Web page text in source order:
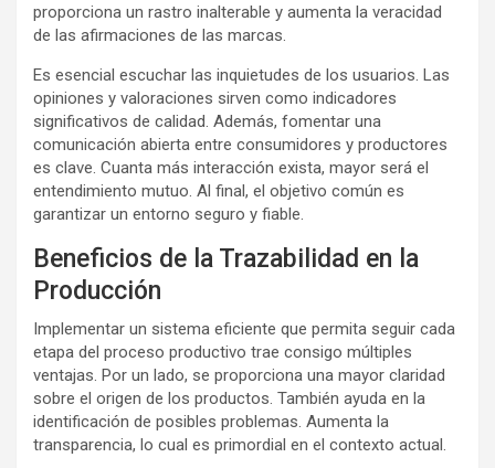
proporciona un rastro inalterable y aumenta la veracidad
de las afirmaciones de las marcas.
Es esencial escuchar las inquietudes de los usuarios. Las
opiniones y valoraciones sirven como indicadores
significativos de calidad. Además, fomentar una
comunicación abierta entre consumidores y productores
es clave. Cuanta más interacción exista, mayor será el
entendimiento mutuo. Al final, el objetivo común es
garantizar un entorno seguro y fiable.
Beneficios de la Trazabilidad en la
Producción
Implementar un sistema eficiente que permita seguir cada
etapa del proceso productivo trae consigo múltiples
ventajas. Por un lado, se proporciona una mayor claridad
sobre el origen de los productos. También ayuda en la
identificación de posibles problemas. Aumenta la
transparencia, lo cual es primordial en el contexto actual.